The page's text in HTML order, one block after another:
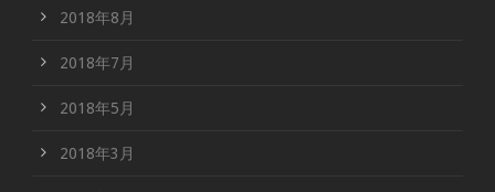
2018年8月
2018年7月
2018年5月
2018年3月